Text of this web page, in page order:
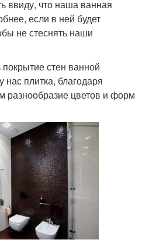
ввиду, что наша ванная
если в ней будет
не стеснять наши
стен ванной
плитка, благодаря
разнообразие цветов и форм